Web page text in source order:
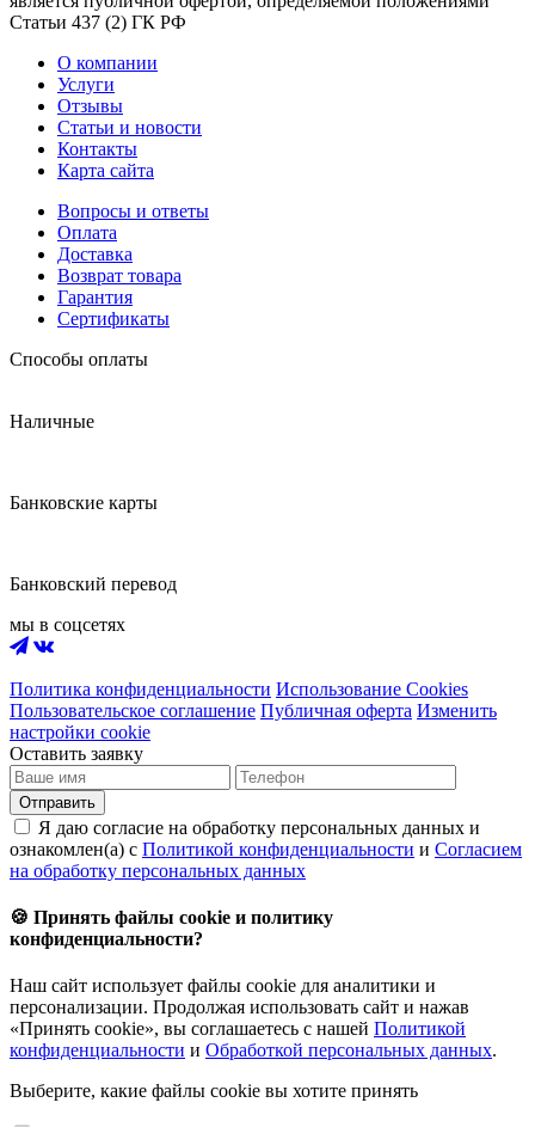
Статьи 437 (2) ГК РФ
О компании
Услуги
Отзывы
Статьи и новости
Контакты
Карта сайта
Вопросы и ответы
Оплата
Доставка
Возврат товара
Гарантия
Сертификаты
Способы оплаты
Наличные
Банковские карты
Банковский перевод
мы в соцсетях
Политика конфиденциальности Использование Cookies
Пользовательское соглашение Публичная оферта Изменить
настройки cookie
Оставить заявку
Отправить
Я даю согласие на обработку персональных данных и
ознакомлен(а) с Политикой конфиденциальности и Согласием
на обработку персональных данных
🍪 Принять файлы cookie и политику
конфиденциальности?
Наш сайт использует файлы cookie для аналитики и
персонализации. Продолжая использовать сайт и нажав
«Принять cookie», вы соглашаетесь с нашей Политикой
конфиденциальности и Обработкой персональных данных.
Выберите, какие файлы cookie вы хотите принять